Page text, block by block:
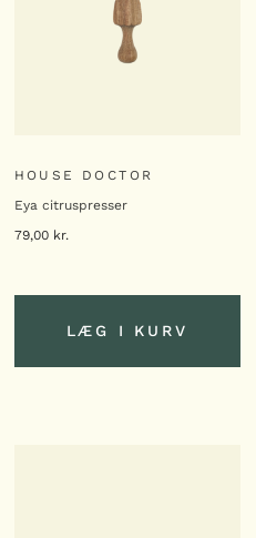
HOUSE DOCTOR
Eya citruspresser
79,00 kr.
LÆG I KURV